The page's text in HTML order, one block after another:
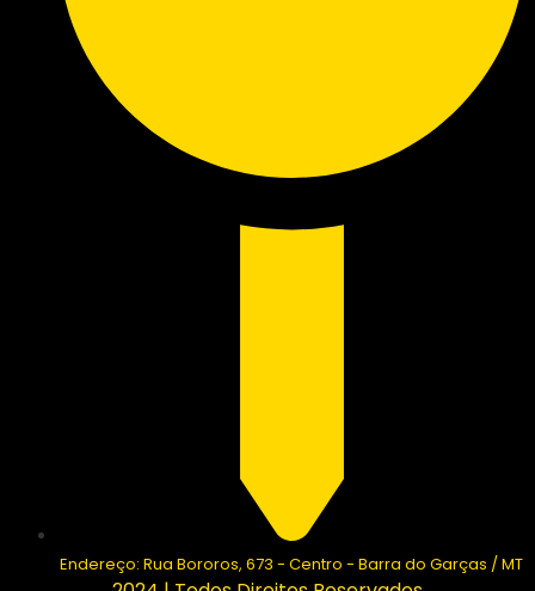
Endereço: Rua Bororos, 673 - Centro - Barra do Garças / MT